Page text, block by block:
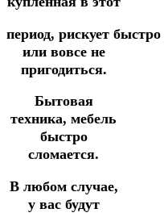
период, рискует быстро
или вовсе не
пригодиться.
Бытовая
техника, мебель
быстро
сломается.
В любом случае,
у вас будут